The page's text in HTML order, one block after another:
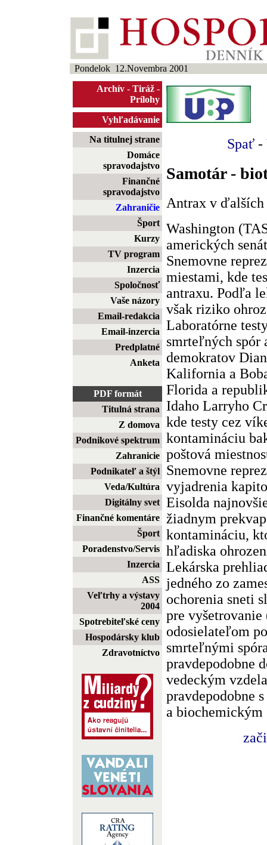
Pondelok 12.Novembra 2001
Archív - Tiráž -
Prílohy
Vyhľadávanie
Na titulnej strane
Domáce
spravodajstvo
Finančné
spravodajstvo
Zahraničie
Šport
Kurzy
TV program
Inzercia
Spoločnosť
Vaše názory
Email-redakcia
Email-inzercia
Predplatné
Anketa
PDF formát
Titulná strana
Z domova
Podnikové spektrum
Zahranicie
Podnikateľ a štýl
Veda/Kultúra
Digitálny svet
Finančné komentáre
Šport
Poradenstvo/Servis
Inzercia
ASS
Veľtrhy a výstavy
2004
Spotrebiteľské ceny
Hospodársky klub
Zdravotníctvo
Spať -
Samotár -
Antrax v ďalších
Washington
amerických
Snemovne
miestami, kde
antraxu. Podľa
však riziko
Laboratórne
smrteľných spór
demokratov
Kalifornia a
Florida a
Idaho Larryho
kde testy cez
kontamináciu
poštová
Snemovne
vyjadrenia
Eisolda
žiadnym
kontamináciu,
hľadiska
Lekárska
jedného zo
ochorenia sneti
pre
odosielateľom
smrteľnými
pravdepodobne
vedeckým
pravdepodobne
a biochemickým